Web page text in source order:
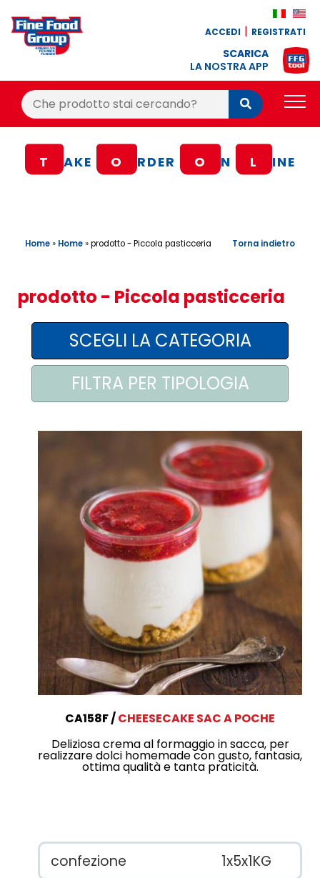
ACCEDI REGISTRATI
SCARICA
LA NOSTRA APP
Cerca:
Cerca
BLOG
CONTATTI
AREA AGENTI
T AKE O RDER O N L INE
Home» Home»prodotto - Piccola pasticceria Torna indietro
prodotto - Piccola pasticceria
CA158F
CHEESECAKE SAC A POCHE
Deliziosa crema al formaggio in sacca, per
realizzare dolci homemade con gusto, fantasia,
ottima qualità e tanta praticità.
confezione 1x5x1KG